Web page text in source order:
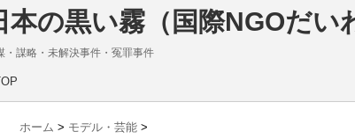
本の黒い霧（国際NGOだい
・謀略・未解決事件・冤罪事件
ホーム > モデル・芸能 >